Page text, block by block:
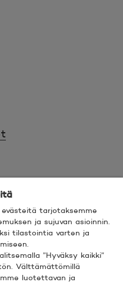
3, 02600
evästeitä tarjotaksemme
ja sujuvan asioinnin.
tilastointia varten ja
”Hyväksy kaikki”
Välttämättömillä
luotettavan ja